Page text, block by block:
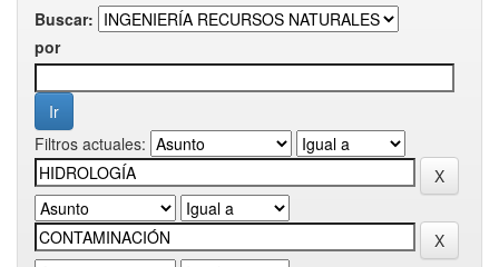
Buscar:
por
Filtros actuales: